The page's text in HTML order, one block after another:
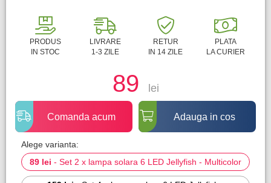
PRODUS
IN STOC
LIVRARE
1-3 ZILE
RETUR
IN 14 ZILE
PLATA
LA CURIER
89 lei
Comanda acum Adauga in cos
Alege varianta:
89 lei - Set 2 x lampa solara 6 LED Jellyfish - Multicolor